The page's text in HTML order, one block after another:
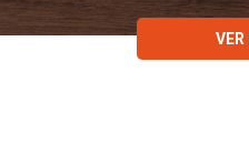
VER